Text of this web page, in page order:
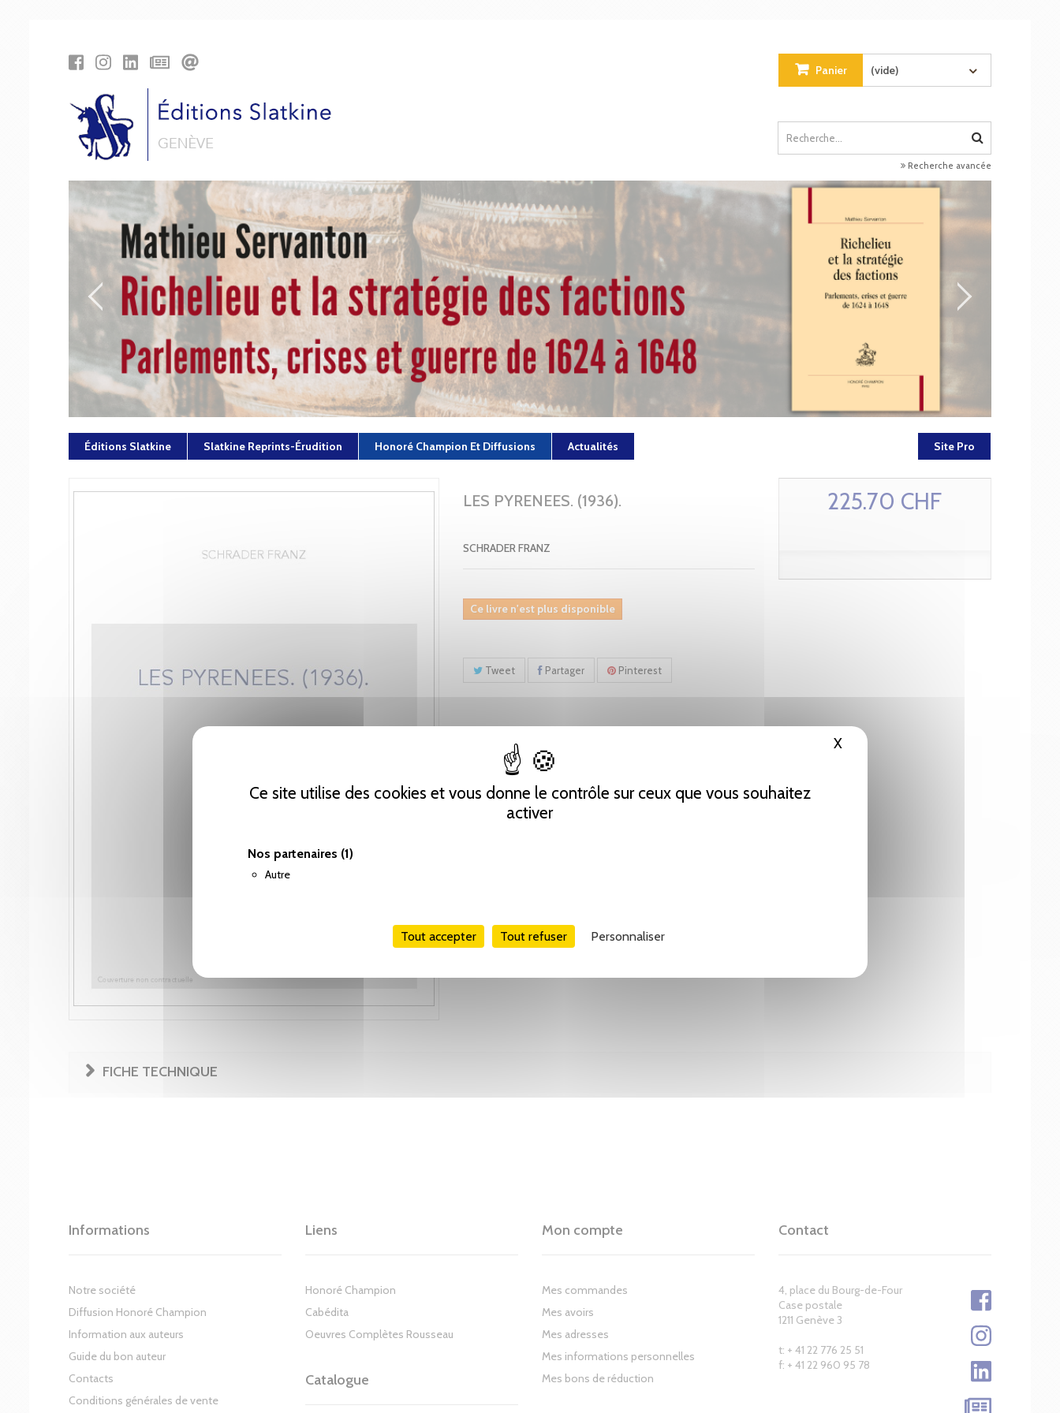
Ce site utilise des cookies et vous donne le contrôle sur ceux que vous souhaitez
activer
Nos partenaires (1)
Autre
Tout accepter Tout refuser Personnaliser
X Masquer le bandeau des cookies
Panier (vide)
Recherche avancée
Éditions Slatkine Slatkine Reprints-Érudition Honoré Champion Et Diffusions Actualités Site Pro
LES PYRENEES. (1936).
SCHRADER FRANZ
Ce livre n'est plus disponible
Tweet Partager Pinterest
225.70 CHF
FICHE TECHNIQUE
Informations
Notre société
Diffusion Honoré Champion
Information aux auteurs
Guide du bon auteur
Contacts
Conditions générales de vente
Liens
Honoré Champion
Cabédita
Oeuvres Complètes Rousseau
Catalogue
Mon compte
Mes commandes
Mes avoirs
Mes adresses
Mes informations personnelles
Mes bons de réduction
Contact
4, place du Bourg-de-Four
Case postale
1211 Genève 3
t: + 41 22 776 25 51
f: + 41 22 960 95 78